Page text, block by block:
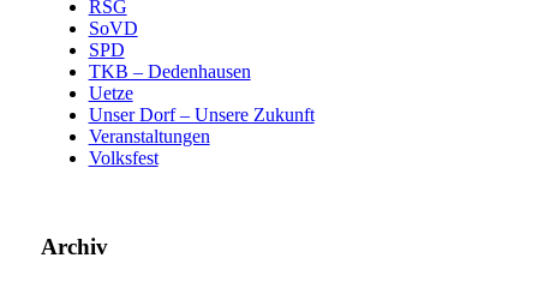
RSG
SoVD
SPD
TKB – Dedenhausen
Uetze
Unser Dorf – Unsere Zukunft
Veranstaltungen
Volksfest
Archiv